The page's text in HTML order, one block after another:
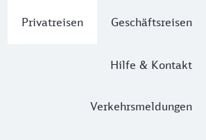
Privatreisen Geschäftsreisen
Hilfe & Kontakt
Verkehrsmeldungen